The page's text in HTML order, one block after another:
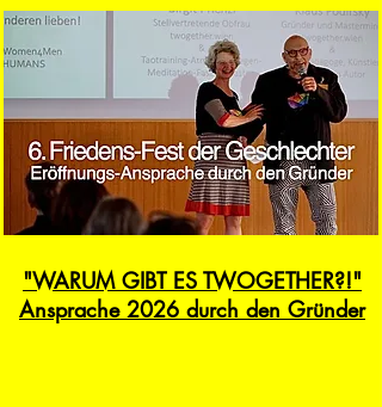
"WARUM GIBT ES TWOGETHER?!"
Ansprache 2026 durch den Gründer